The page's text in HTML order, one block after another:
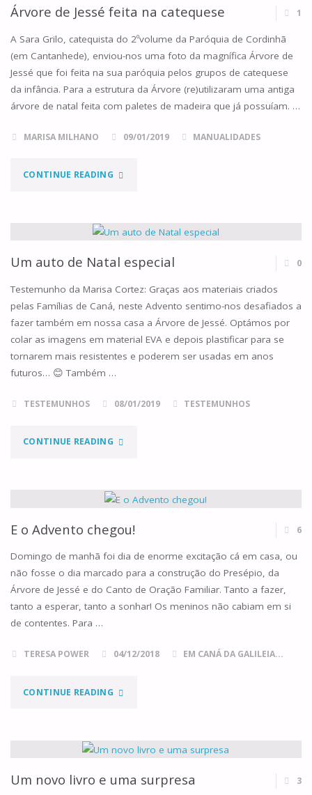
NOVO!"
Árvore de Jessé feita na catequese 1
A Sara Grilo, catequista do 2ºvolume da Paróquia de Cordinhã
(em Cantanhede), enviou-nos uma foto da magnífica Árvore de
Jessé que foi feita na sua paróquia pelos grupos de catequese
da infância. Para a estrutura da Árvore (re)utilizaram uma antiga
árvore de natal feita com paletes de madeira que já possuíam. …
MARISA MILHANO 09/01/2019 MANUALIDADES
CONTINUE READING"ÁRVORE
JESSÉ
FEITA
NA
CATEQUESE"
Um auto de Natal especial 0
Testemunho da Marisa Cortez: Graças aos materiais criados
pelas Famílias de Caná, neste Advento sentimo-nos desafiados a
fazer também em nossa casa a Árvore de Jessé. Optámos por
colar as imagens em material EVA e depois plastificar para se
tornarem mais resistentes e poderem ser usadas em anos
futuros… 😊 Também …
TESTEMUNHOS 08/01/2019 TESTEMUNHOS
CONTINUE READING"UM
DE
NATAL
ESPECIAL"
E o Advento chegou! 6
Domingo de manhã foi dia de enorme excitação cá em casa, ou
não fosse o dia marcado para a construção do Presépio, da
Árvore de Jessé e do Canto de Oração Familiar. Tanto a fazer,
tanto a esperar, tanto a sonhar! Os meninos não cabiam em si
de contentes. Para …
TERESA POWER 04/12/2018 EM CANÁ DA GALILEIA...
CONTINUE READING"E
ADVENTO
CHEGOU!"
Um novo livro e uma surpresa 3